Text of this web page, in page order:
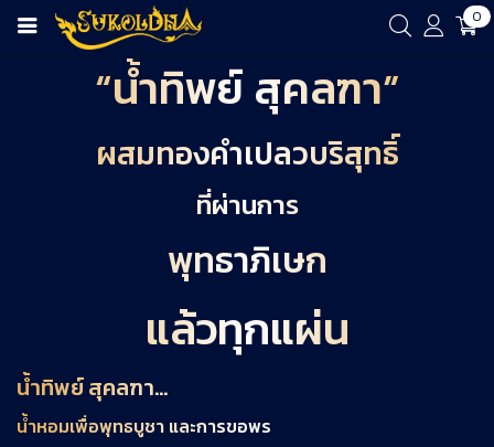
0
“น้ำทิพย์ สุคลฑา”
ผสมทองคำเปลวบริสุทธิ์
ที่ผ่านการ
พุทธาภิเษก
แล้วทุกแผ่น
น้ำทิพย์ สุคลฑา...
น้ำหอมเพื่อพุทธบูชา และการขอพร